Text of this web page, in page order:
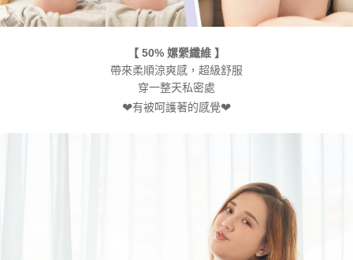
【 50% 嫘縈纖維 】
帶來柔順涼爽感，超級舒服
穿一整天私密處
❤有被呵護著的感覺❤